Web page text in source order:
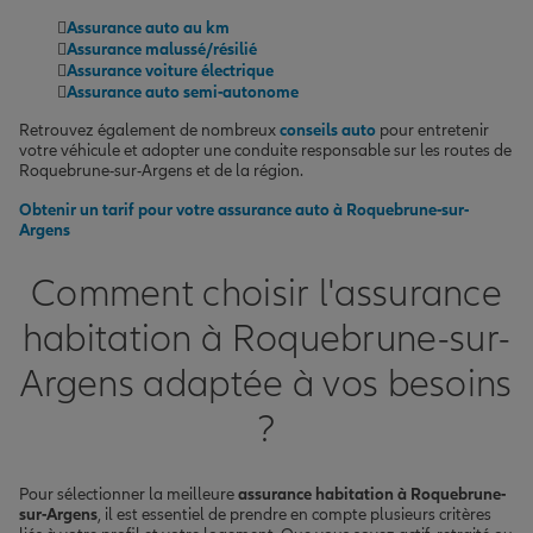
Assurance auto au km
Assurance malussé/résilié
Assurance voiture électrique
Assurance auto semi-autonome
Retrouvez également de nombreuxconseils auto pour entretenir
votre véhicule et adopter une conduite responsable sur les routes de
Roquebrune-sur-Argens et de la région.
Obtenir un tarif pour votre assurance auto à Roquebrune-sur-
Argens
Comment choisir l'assurance
habitation à Roquebrune-sur-
Argens adaptée à vos besoins
?
Pour sélectionner la meilleureassurance habitation à Roquebrune-
sur-Argens, il est essentiel de prendre en compte plusieurs critères